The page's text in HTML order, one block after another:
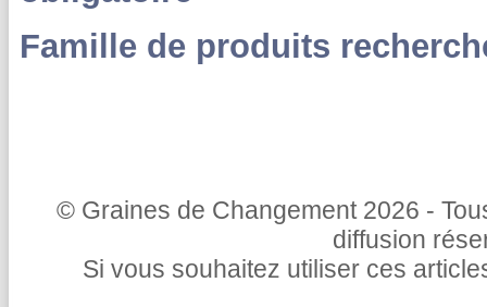
Famille de produits
© Graines de Changement 2026 -
diffusion
Si vous souhaitez utiliser ces